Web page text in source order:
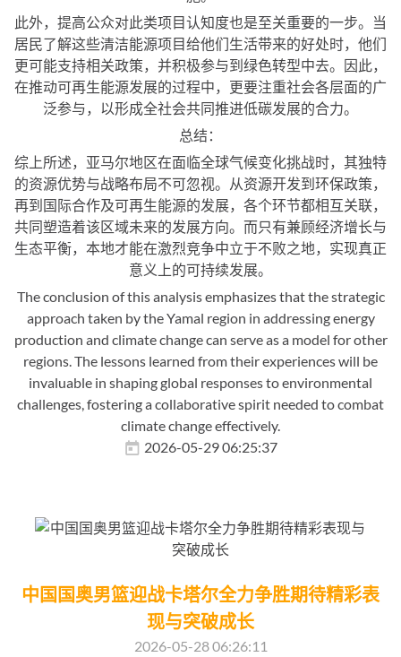
此外，提高公众对此类项目认知度也是至关重要的一步。当
居民了解这些清洁能源项目给他们生活带来的好处时，他们
更可能支持相关政策，并积极参与到绿色转型中去。因此，
在推动可再生能源发展的过程中，更要注重社会各层面的广
泛参与，以形成全社会共同推进低碳发展的合力。
总结：
综上所述，亚马尔地区在面临全球气候变化挑战时，其独特
的资源优势与战略布局不可忽视。从资源开发到环保政策，
再到国际合作及可再生能源的发展，各个环节都相互关联，
共同塑造着该区域未来的发展方向。而只有兼顾经济增长与
生态平衡，本地才能在激烈竞争中立于不败之地，实现真正
意义上的可持续发展。
The conclusion of this analysis emphasizes that the strategic
approach taken by the Yamal region in addressing energy
production and climate change can serve as a model for other
regions. The lessons learned from their experiences will be
invaluable in shaping global responses to environmental
challenges, fostering a collaborative spirit needed to combat
climate change effectively.
2026-05-29 06:25:37
中国国奥男篮迎战卡塔尔全力争胜期待精彩表
现与突破成长
2026-05-28 06:26:11